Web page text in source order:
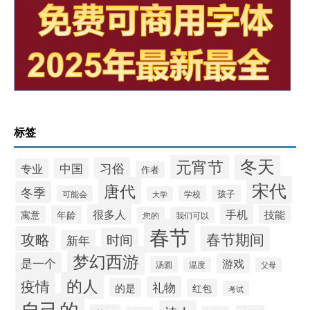
标签
专业 中国 习俗 作者 元宵节 冬天
冬季 可能会 唐代 大学 学校 孩子 宋代
寓意 年龄 很多人 您的 我们可以 手机 技能
攻略 新年 时间 春节 春节期间
是一个 梦幻西游 汤圆 温度 游戏 父母
疫情 的人 的是 礼物 红包 考试